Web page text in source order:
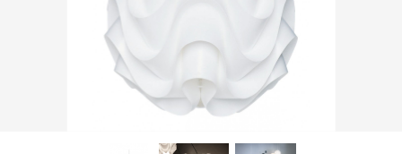
アンティーク
カウチソファ ダイニングテーブル
ファブリック コレクション ダイニングチェア